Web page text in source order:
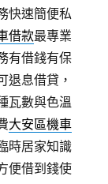
快速簡便私
借款最專業
有借錢有保
退息借貸，
瓦數與色溫
大安區機車
時居家知識
便借到錢使